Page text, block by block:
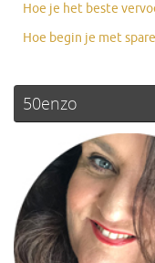
Hoe je het beste
Hoe begin je met
50enzo